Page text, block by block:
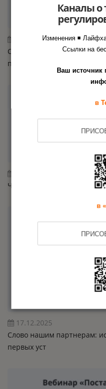
11.03.2026
С 1 марта 2026 года —
продажам электроники: что
Что ждет сферу
17.12.2025
Слово нашим партнерам:
первых уст
Каналы о
Изменения ◾
Ссылки на
Ваш источник
в
в